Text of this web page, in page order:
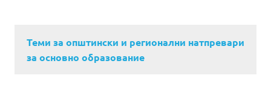
Теми за општински и регионални натпревари
за основно образование